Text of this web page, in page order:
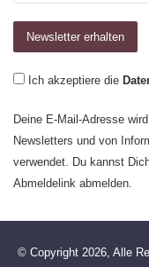
Ich akzeptiere die
Deine E-Mail-Adresse
Newsletters und von
verwendet. Du kannst
Abmeldelink abmelden.
© Copyright 2026, Alle